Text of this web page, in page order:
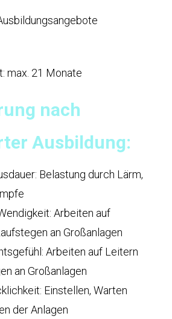
max. 21 Monate
nach
Ausbildung:
Belastung durch Lärm,
Arbeiten auf
an Großanlagen
Arbeiten auf Leitern
an Großanlagen
Einstellen, Warten
der Anlagen